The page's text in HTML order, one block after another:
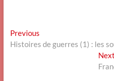
Navigation
de
PreviousPrevious
post:
Histoires de guerres (1) : les
Next